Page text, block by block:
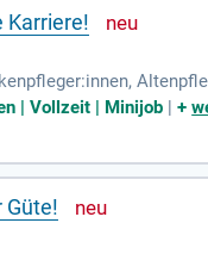
Karriere!
die
und profitieren Sie von
| Vollzeit | Minijob |+
Güte!